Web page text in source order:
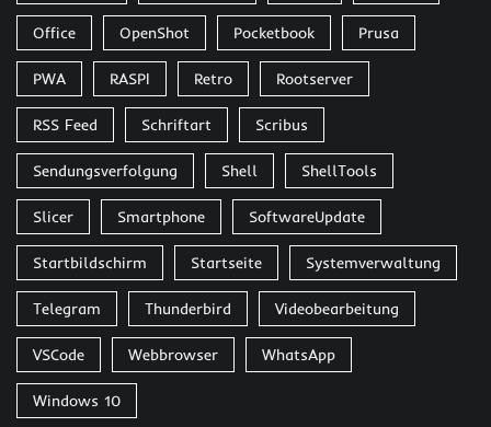
Office OpenShot Pocketbook Prusa
PWA RASPI Retro Rootserver
RSS Feed Schriftart Scribus
Sendungsverfolgung Shell ShellTools
Slicer Smartphone SoftwareUpdate
Startbildschirm Startseite Systemverwaltung
Telegram Thunderbird Videobearbeitung
VSCode Webbrowser WhatsApp
Windows 10